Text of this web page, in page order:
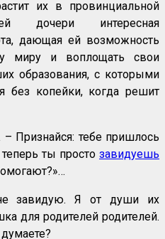
их в провинциальной
интересная
дающая ей возможность
миру и воплощать свои
образования, с которыми
без копейки, когда решит
Признайся: тебе пришлось
ты просто завидуешь
завидую. Я от души их
для родителей родителей.